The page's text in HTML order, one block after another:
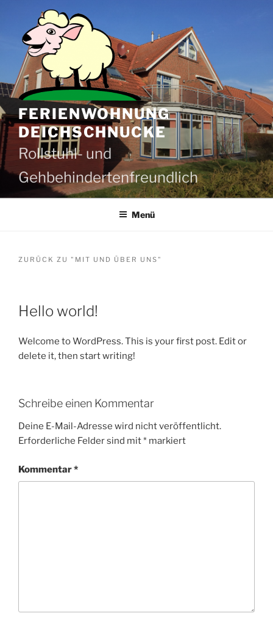
springen
FERIENWOHNUNG
DEICHSCHNUCKE
Rollstuhl- und
Gehbehindertenfreundlich
Menü
ZURÜCK ZU "MIT UND ÜBER UNS"
Hello world!
Welcome to WordPress. This is your first post. Edit or
delete it, then start writing!
Schreibe einen Kommentar
Deine E-Mail-Adresse wird nicht veröffentlicht.
Erforderliche Felder sind mit* markiert
Kommentar*